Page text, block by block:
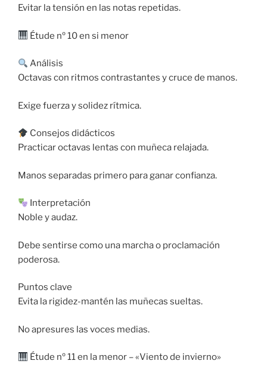
Evitar la tensión en las notas repetidas.
Étude nº 10 en si menor
Análisis
Octavas con ritmos contrastantes y cruce de manos.
Exige fuerza y solidez rítmica.
Consejos didácticos
Practicar octavas lentas con muñeca relajada.
Manos separadas primero para ganar confianza.
Interpretación
Noble y audaz.
Debe sentirse como una marcha o proclamación
poderosa.
Puntos clave
Evita la rigidez-mantén las muñecas sueltas.
No apresures las voces medias.
Étude nº 11 en la menor – «Viento de invierno»